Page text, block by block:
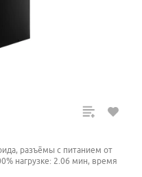
разъёмы с питанием от
нагрузке: 2.06 мин, время